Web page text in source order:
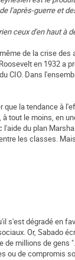
l'après-guerre et
ceux d'en haut à
de la crise
en 1932 a
CIO. Dans
la tendance à
tout le moins, en
du plan
les classes.
s'est dégradé en
Or, Sabado
de millions de gens ".
ou de compromis